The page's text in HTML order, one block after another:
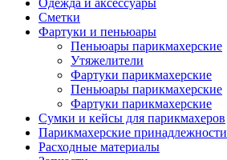
Одежда и аксессуары
Сметки
Фартуки и пеньюары
Пеньюары парикмахерские
Утяжелители
Фартуки парикмахерские
Пеньюары парикмахерские
Фартуки парикмахерские
Сумки и кейсы для парикмахеров
Парикмахерские принадлежности
Расходные материалы